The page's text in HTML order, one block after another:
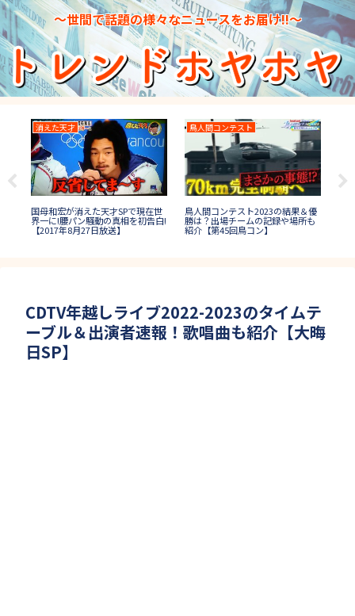
～世間で話題の様々なニュースをお届け!!～
消えた天才
国母和宏が消えた天才SPで現在世
界一に!腰パン騒動の真相を初告白!
【2017年8月27日放送】
鳥人間コンテスト
鳥人間コンテスト2023の結果＆優
勝は？出場チームの記録や場所も
紹介【第45回鳥コン】
CDTV年越しライブ2022-2023のタイムテ
ーブル＆出演者速報！歌唱曲も紹介【大晦
日SP】